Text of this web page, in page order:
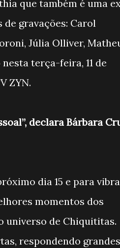
que também é uma
gravações: Carol
Júlia Olliver,
terça-feira, 11 de
ZYN.
declara Bárbara
dia 15 e para
momentos dos
universo de Chiquititas.
respondendo grandes